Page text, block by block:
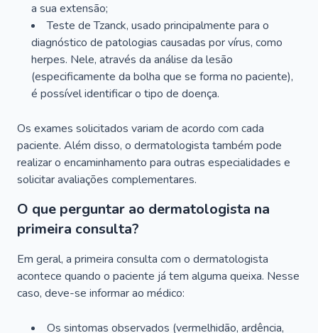
a sua extensão;
Teste de Tzanck, usado principalmente para o
diagnóstico de patologias causadas por vírus, como
herpes. Nele, através da análise da lesão
(especificamente da bolha que se forma no paciente),
é possível identificar o tipo de doença.
Os exames solicitados variam de acordo com cada
paciente. Além disso, o dermatologista também pode
realizar o encaminhamento para outras especialidades e
solicitar avaliações complementares.
O que perguntar ao dermatologista na
primeira consulta?
Em geral, a primeira consulta com o dermatologista
acontece quando o paciente já tem alguma queixa. Nesse
caso, deve-se informar ao médico:
Os sintomas observados (vermelhidão, ardência,